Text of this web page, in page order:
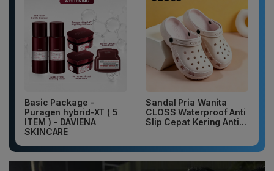
Basic Package -
Puragen hybrid-XT ( 5
ITEM ) - DAVIENA
SKINCARE
Sandal Pria Wanita
CLOSS Waterproof Anti
Slip Cepat Kering Anti...